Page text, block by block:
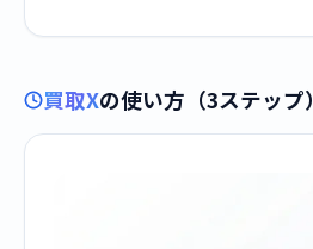
買取Xの使い方（3ステップ）